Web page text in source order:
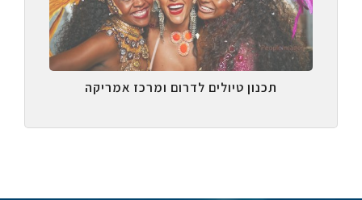
תכנון טיולים לדרום ומרכז אמריקה